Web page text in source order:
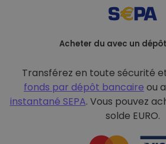
Acheter du avec un
Transférez en toute sécurité
fonds par dépôt bancaire ou
instantané SEPA. Vous pouvez
solde EURO.